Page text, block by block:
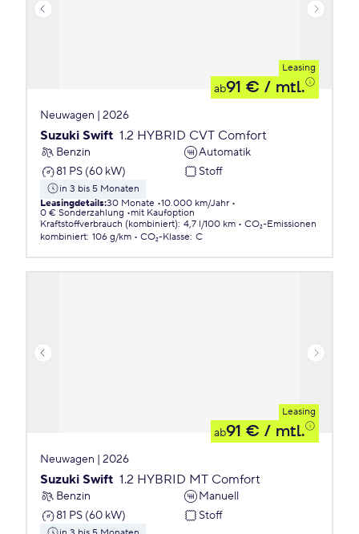
Leasing
ab91 € / mtl.
Neuwagen | 2026
Suzuki Swift 1.2 HYBRID CVT Comfort
Benzin
Automatik
81 PS (60 kW)
Stoff
in 3 bis 5 Monaten
Leasingdetails:30 Monate 10.000 km/Jahr
0 € Sonderzahlung
mit Kaufoption
Kraftstoffverbrauch (kombiniert): 4,7 l/100 km
CO₂-Emissionen
kombiniert: 106 g/km CO₂-Klasse: C
Leasing
ab91 € / mtl.
Neuwagen | 2026
Suzuki Swift 1.2 HYBRID MT Comfort
Benzin
Manuell
81 PS (60 kW)
Stoff